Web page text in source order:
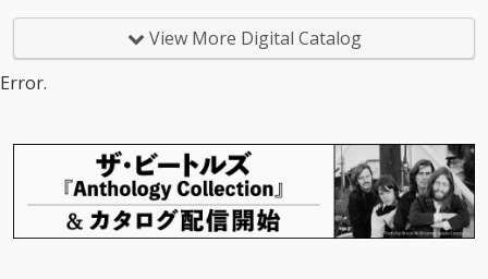
解禁！
View More Digital Catalog
Error.